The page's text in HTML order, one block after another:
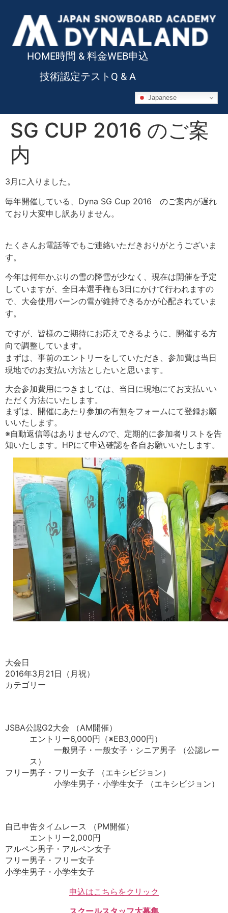
HOME時間 & 料金WEB申込
技術認定テスト Q & A
Japanese
SG CUP 2016 のご案
内
3月に入りました。
毎年開催している、Dyna SG Cup 2016 のご案内が遅れ
ており大変申し訳ありません。
たくさんお電話等でもご連絡いただきおりがとうございま
す。
今年は何年かぶりの雪の降雪が少なく、現在は開催を予定
していますが、全日本選手権も3日にかけて行われますの
で、大会使用バーンの雪が維持できるかが心配されていま
す。
ですが、皆様のご期待にお応えできるように、開催する方
向で調整しています。
まずは、事前のエントリーをしていただき、参加費は当日
現地でのお支払い方法としたいと思います。
大会参加費用につきましては、当日に現地にてお支払いい
ただく方法にいたします。
まずは、開催にあたり参加の有無をフォームにて登録お願
いいたします。
※自動返信等はありませんので、定期的に参加者リストを告
知いたします。HPにて申込確認を各自お願いいたします。
大会日
2016年3月21日（月祝）
カテゴリー
JSBA公認G2大会 （AM開催）
エントリー6,000円（※EB3,000円）
一般男子・一般女子・シニア男子 （公認レー
ス）
フリー男子・フリー女子 （エキシビジョン）
小学生男子・小学生女子 （エキシビジョン）
自己申告タイムレース （PM開催）
エントリー2,000円
アルペン男子・アルペン女子
フリー男子・フリー女子
小学生男子・小学生女子
申込はこちらをクリック